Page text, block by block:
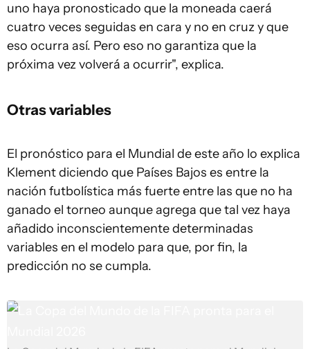
uno haya pronosticado que la moneada caerá
cuatro veces seguidas en cara y no en cruz y que
eso ocurra así. Pero eso no garantiza que la
próxima vez volverá a ocurrir", explica.
Otras variables
El pronóstico para el Mundial de este año lo explica
Klement diciendo que Países Bajos es entre la
nación futbolística más fuerte entre las que no ha
ganado el torneo aunque agrega que tal vez haya
añadido inconscientemente determinadas
variables en el modelo para que, por fin, la
predicción no se cumpla.